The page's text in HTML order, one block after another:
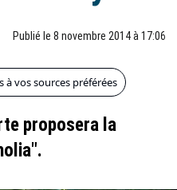
Publié le 8 novembre 2014 à 17:06
à vos sources préférées
proposera la